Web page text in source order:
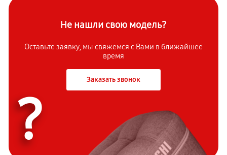
Не нашли свою модель?
Оставьте заявку, мы свяжемся с Вами в ближайшее
время
Заказать звонок
?